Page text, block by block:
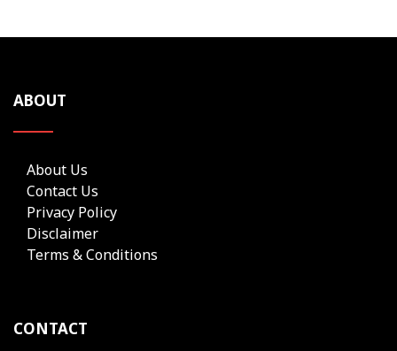
ABOUT
About Us
Contact Us
Privacy Policy
Disclaimer
Terms & Conditions
CONTACT